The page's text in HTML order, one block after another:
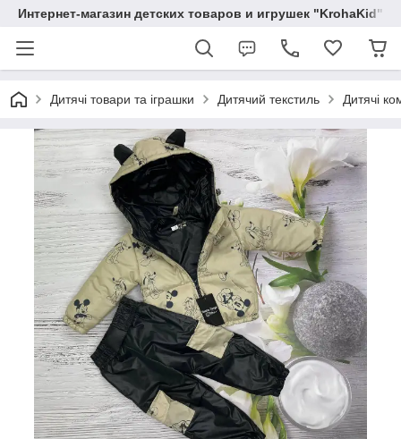
Интернет-магазин детских товаров и игрушек "KrohaKid"
Дитячі товари та іграшки Дитячий текстиль Дитячі